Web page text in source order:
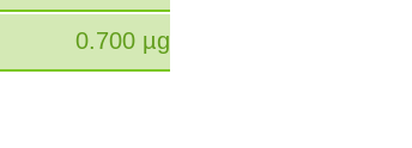
0.700 µg